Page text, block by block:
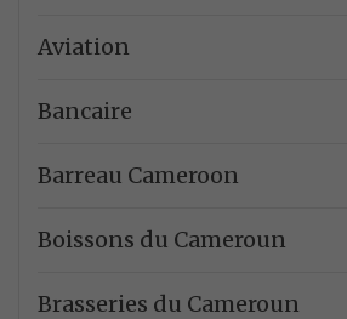
Aviation
Bancaire
Barreau Cameroon
Boissons du Cameroun
Brasseries du Cameroun